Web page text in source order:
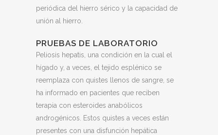
periódica del hierro sérico y la capacidad de
unión al hierro.
PRUEBAS DE LABORATORIO
Peliosis hepatis, una condición en la cual el
hígado y, a veces, el tejido esplénico se
reemplaza con quistes llenos de sangre, se
ha informado en pacientes que reciben
terapia con esteroides anabólicos
androgénicos. Estos quistes a veces están
presentes con una disfunción hepática